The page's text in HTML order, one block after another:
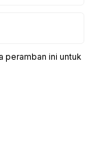
peramban ini untuk